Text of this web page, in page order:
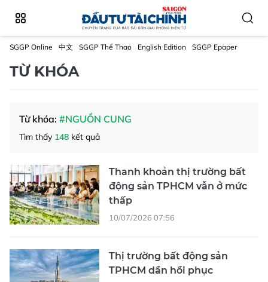
SGGP Online 中文 SGGP Thể Thao English Edition SGGP Epaper
TỪ KHÓA
Từ khóa: #NGUỒN CUNG
Tìm thấy 148 kết quả
Thanh khoản thị trường bất
động sản TPHCM vẫn ở mức
thấp
10/07/2026 07:56
Thị trường bất động sản
TPHCM dần hồi phục